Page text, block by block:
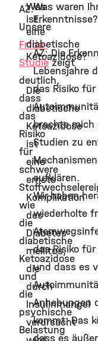
AZ:
Unsere
Fr1da-
Studiezeigt
deutlich,
dass
das
Risiko
für
schwere
wie
die
diabetische
Ketoazidose
und
die
psychische
Belastung
Was
ist
eine
diabetische
Ketoazidose?
Die
diabetische
Ketoazidose
ist
eine
ernste
Komplikation
des
Diabetes
mellitus,
die
durch
Insulinmangel
verursacht
Was waren
Erkenntnisse?
AZ: Die
Lebensjahre
das Risiko
brachte mich
Studien zu
aufklären.
Wir haben
wiederholte
das Risiko
und dass es
Anhebungen
kommt. Das
dass es